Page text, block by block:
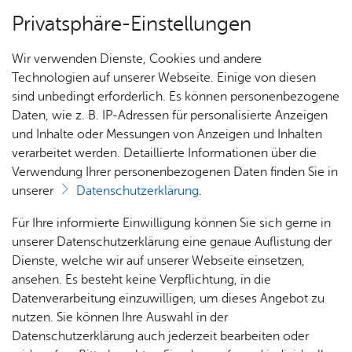
Über­sicht Bür­ger & Stadt
Rat­
haus &
Bür­
ger­
ser­vice
Rat­
häu­ser
Nach­
rich­
ten,
Vi­de­os
& Bil­
der
Me­di­
Jobs
Stel­
len­an­
ge­bo­te
Aus­bil­
dung &
Stu­di­
Bauen
& Um­
welt
Geo­
da­ten
Ge­
sund­
heit &
kum
Stadt­ge­schich­te
Vor­le­sen
Stadt­chro­nik
In der Friedrichshafener Stadtchronik werden die
vielfältigen historischen Geschehnisse in griffiger
Form zusammengeführt. Kennen Sie ein
bedeutendes historisches Ereignis, das nicht in
der Chronik aufgeführt ist? Dann nutzen Sie das
Formular für einen neuen Eintrag.
Privatsphäre-Einstellungen
Wir verwenden Dienste, Cookies und andere
Technologien auf unserer Webseite. Einige von diesen
sind unbedingt erforderlich. Es können personenbezogene
Daten, wie z. B. IP-Adressen für personalisierte Anzeigen
und Inhalte oder Messungen von Anzeigen und Inhalten
verarbeitet werden. Detaillierte Informationen über die
Verwendung Ihrer personenbezogenen Daten finden Sie in
unserer
Datenschutzerklärung.
Für Ihre informierte Einwilligung können Sie sich gerne in
unserer Datenschutzerklärung eine genaue Auflistung der
Dienste, welche wir auf unserer Webseite einsetzen,
ansehen. Es besteht keine Verpflichtung, in die
Datenverarbeitung einzuwilligen, um dieses Angebot zu
nutzen. Sie können Ihre Auswahl in der
Datenschutzerklärung auch jederzeit bearbeiten oder